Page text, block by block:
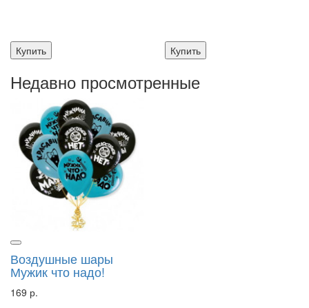
Купить Купить
Недавно просмотренные
Воздушные шары
Мужик что надо!
169 р.